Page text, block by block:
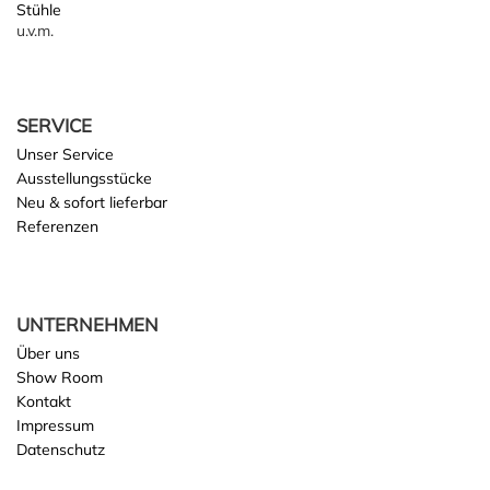
Stühle
u.v.m.
SERVICE
Unser Service
Ausstellungsstücke
Neu & sofort lieferbar
Referenzen
UNTERNEHMEN
Über uns
Show Room
Kontakt
Impressum
Datenschutz